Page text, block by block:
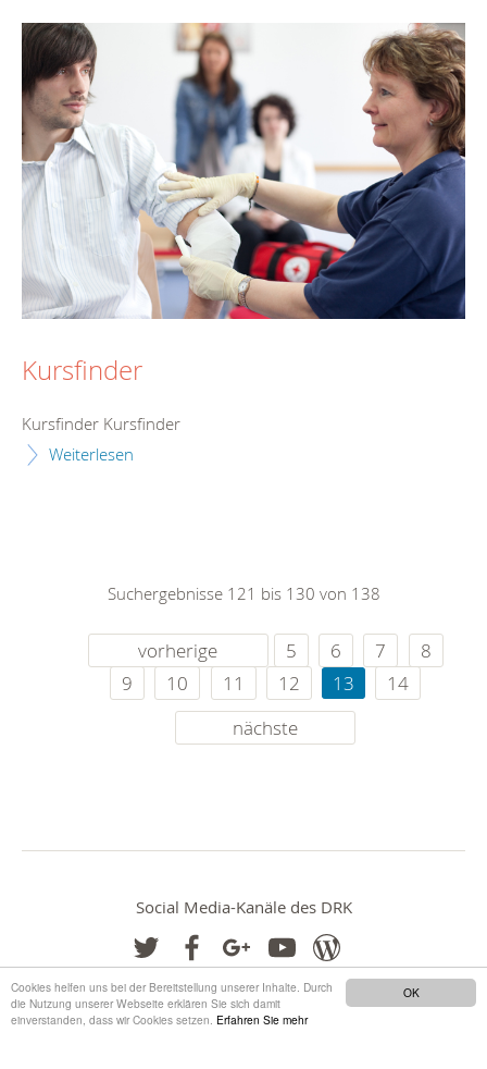
OK
Cookies helfen uns bei der Bereitstellung unserer Inhalte. Durch
die Nutzung unserer Webseite erklären Sie sich damit
einverstanden, dass wir Cookies setzen. Erfahren Sie mehr
Kursfinder
Kursfinder Kursfinder
Weiterlesen
Suchergebnisse 121 bis 130 von 138
vorherige 5 6 7
8
9
10 11 12 13
14
nächste
Social Media-Kanäle des DRK